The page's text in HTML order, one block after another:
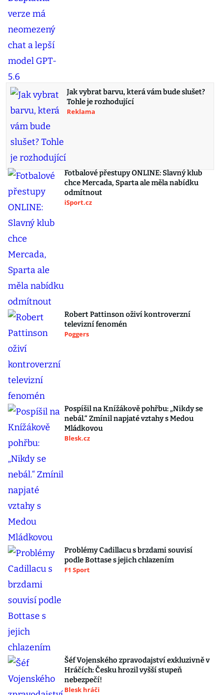
Jak vybrat barvu, která vám bude slušet?
Tohle je rozhodující
Reklama
Fotbalové přestupy ONLINE: Slavný klub
chce Mercada, Sparta ale měla nabídku
odmítnout
iSport.cz
Robert Pattinson oživí kontroverzní
televizní fenomén
Poggers
Pospíšil na Knížákově pohřbu: „Nikdy se
nebál.“ Zmínil napjaté vztahy s Medou
Mládkovou
Blesk.cz
Problémy Cadillacu s brzdami souvisí
podle Bottase s jejich chlazením
F1 Sport
Šéf Vojenského zpravodajství exkluzivně v
Hráčích: Česku hrozil vyšší stupeň
nebezpečí!
Blesk hráči